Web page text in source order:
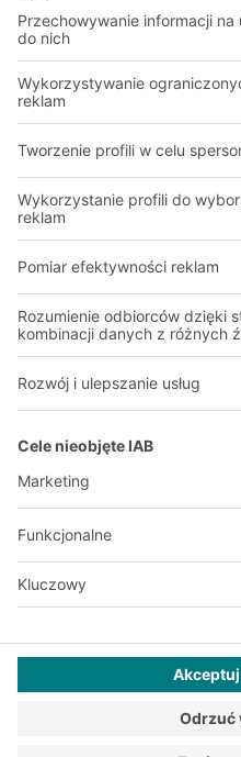
Rozwiązania intralogistyczne
Systemy pojemników
Systemy regałów
Nasze usługi
Firma
O firmie
Śledź
+48 22 666 22 20
© 2026 BITO-Lagertechnik
Ta oferta jest przeznaczona
zawodów do użytku w
komercyjnej działalności.
Ogólne Warunki Handlowe